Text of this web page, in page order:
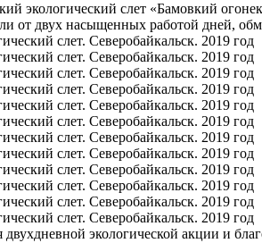
экологический слет «Бамовкий
от двух насыщенных работой дней,
слет. Северобайкальск. 2019 год
слет. Северобайкальск. 2019 год
слет. Северобайкальск. 2019 год
слет. Северобайкальск. 2019 год
слет. Северобайкальск. 2019 год
слет. Северобайкальск. 2019 год
слет. Северобайкальск. 2019 год
слет. Северобайкальск. 2019 год
слет. Северобайкальск. 2019 год
слет. Северобайкальск. 2019 год
слет. Северобайкальск. 2019 год
слет. Северобайкальск. 2019 год
двухдневной экологической акции и